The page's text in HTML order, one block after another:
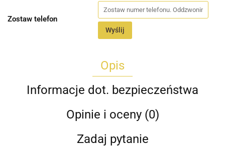
Zostaw telefon
Wyślij
Opis
Informacje dot. bezpieczeństwa
Opinie i oceny (0)
Zadaj pytanie